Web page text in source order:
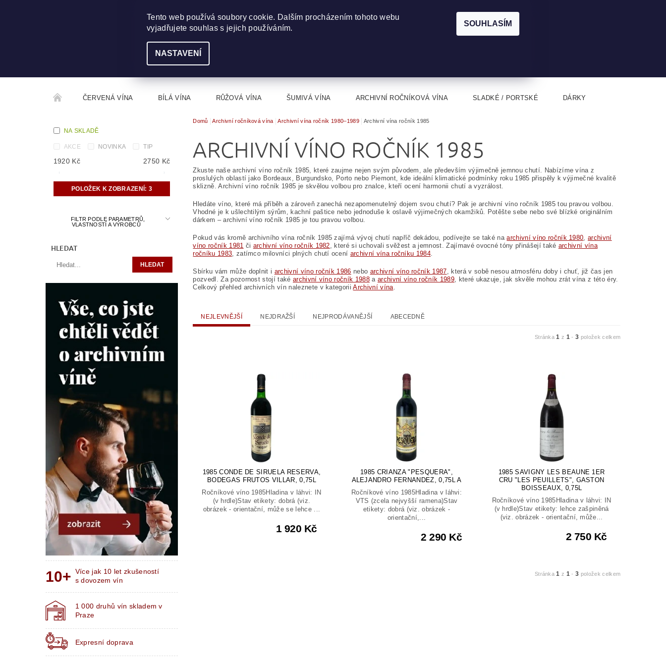
ČERVENÁ VÍNA BÍLÁ VÍNA RŮŽOVÁ VÍNA ŠUMIVÁ VÍNA ARCHIVNÍ ROČNÍKOVÁ VÍNA SLADKÉ / PORTSKÉ DÁRKY
ROZCESTNÍK VÍN
NA SKLADĚ
AKCE NOVINKA TIP
1920 Kč 2750 Kč
POLOŽEK K ZOBRAZENÍ: 3
FILTR PODLE PARAMETRŮ,
VLASTNOSTÍ A VÝROBCŮ
HLEDAT
Více jak 10 let zkušeností
s dovozem vín
1 000 druhů vín skladem v
Praze
Expresní doprava
Domů Archivní ročníková vína Archivní vína ročník 1980–1989 Archivní vína ročník 1985
ARCHIVNÍ VÍNO ROČNÍK 1985
Zkuste naše archivní víno ročník 1985, které zaujme nejen svým původem, ale především výjimečně jemnou chutí. Nabízíme vína z
proslulých oblastí jako Bordeaux, Burgundsko, Porto nebo Piemont, kde ideální klimatické podmínky roku 1985 přispěly k výjimečné kvalitě
sklizně. Archivní víno ročník 1985 je skvělou volbou pro znalce, kteří ocení harmonii chutí a vyzrálost.
Hledáte víno, které má příběh a zároveň zanechá nezapomenutelný dojem svou chutí? Pak je archivní víno ročník 1985 tou pravou volbou.
Vhodné je k ušlechtilým sýrům, kachní paštice nebo jednoduše k oslavě výjimečných okamžiků. Potěšte sebe nebo své blízké originálním
dárkem – archivní víno ročník 1985 je tou pravou volbou.
Pokud vás kromě archivního vína ročník 1985 zajímá vývoj chutí napříč dekádou, podívejte se také naarchivní víno ročník 1980,archivní
víno ročník 1981 či archivní víno ročník 1982, které si uchovali svěžest a jemnost. Zajímavé ovocné tóny přinášejí také archivní vína
ročníku 1983, zatímco milovníci plných chutí ocení archivní vína ročníku 1984.
Sbírku vám může doplnit i archivní víno ročník 1986 nebo archivní víno ročník 1987, která v sobě nesou atmosféru doby i chuť, již čas jen
pozvedl. Za pozornost stojí také archivní víno ročník 1988a archivní víno ročník 1989, které ukazuje, jak skvěle mohou zrát vína z této éry.
Celkový přehled archivních vín naleznete v kategoriiArchivní vína.
NEJLEVNĚJŠÍ NEJDRAŽŠÍ NEJPRODÁVANĚJŠÍ ABECEDNĚ
Stránka1 z 1 -3 položek celkem
1985 CONDE DE SIRUELA RESERVA,
BODEGAS FRUTOS VILLAR, 0,75L
Ročníkové víno 1985Hladina v láhvi: IN
(v hrdle)Stav etikety: dobrá (viz.
obrázek - orientační, může se lehce ...
1 920 Kč
1985 CRIANZA "PESQUERA",
ALEJANDRO FERNANDEZ, 0,75L A
Ročníkové víno 1985Hladina v láhvi:
VTS (zcela nejvyšší ramena)Stav
etikety: dobrá (viz. obrázek -
orientační,...
2 290 Kč
1985 SAVIGNY LES BEAUNE 1ER
CRU "LES PEUILLETS", GASTON
BOISSEAUX, 0,75L
Ročníkové víno 1985Hladina v láhvi: IN
(v hrdle)Stav etikety: lehce zašpiněná
(viz. obrázek - orientační, může...
2 750 Kč
Stránka1 z 1 -3 položek celkem
Tento web používá soubory cookie. Dalším procházením tohoto webu
vyjadřujete souhlas s jejich používáním.
NASTAVENÍ
SOUHLASÍM